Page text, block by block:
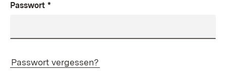
Passwort *
Passwort vergessen?